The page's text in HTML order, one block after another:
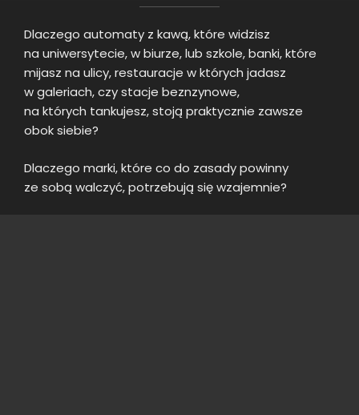
Dlaczego automaty z kawą, które widzisz
na uniwersytecie, w biurze, lub szkole, banki, które
mijasz na ulicy, restauracje w których jadasz
w galeriach, czy stacje beznzynowe,
na których tankujesz, stoją praktycznie zawsze
obok siebie?
Dlaczego marki, które co do zasady powinny
ze sobą walczyć, potrzebują się wzajemnie?